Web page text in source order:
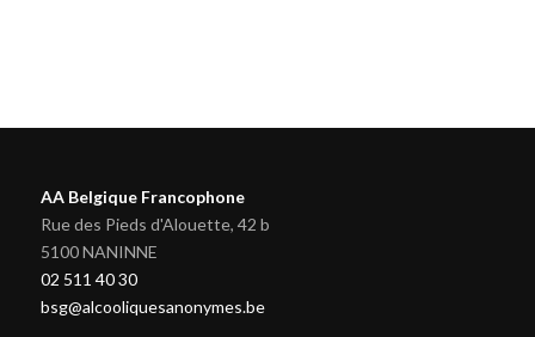
AA Belgique Francophone
Rue des Pieds d'Alouette, 42 b
5100 NANINNE
02 511 40 30
bsg@alcooliquesanonymes.be